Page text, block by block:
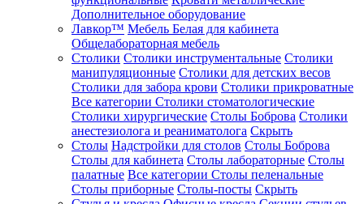
Дополнительное оборудование
Лавкор™ Мебель Белая для кабинета
Общелабораторная мебель
Столики Столики инструментальные Столики
манипуляционные Столики для детских весов
Столики для забора крови Столики прикроватные
Все категории Столики стоматологические
Столики хирургические Столы Боброва Столики
анестезиолога и реаниматолога Скрыть
Столы Надстройки для столов Столы Боброва
Столы для кабинета Столы лабораторные Столы
палатные Все категории Столы пеленальные
Столы приборные Столы-посты Скрыть